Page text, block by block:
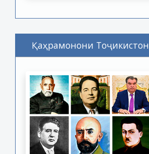
Қаҳрамонони Тоҷикистон